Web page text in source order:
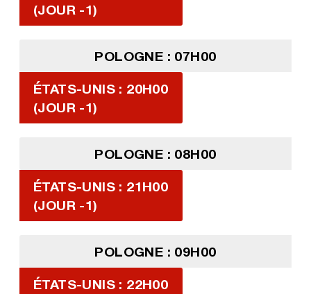
(JOUR -1)
POLOGNE : 07H00
ÉTATS-UNIS : 20H00
(JOUR -1)
POLOGNE : 08H00
ÉTATS-UNIS : 21H00
(JOUR -1)
POLOGNE : 09H00
ÉTATS-UNIS : 22H00